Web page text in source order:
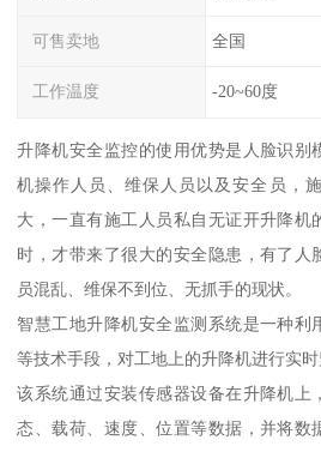
可售卖地 全国
工作温度 -20~60度
升降机安全监控的使用优势是人脸识别
机操作人员、维保人员以及安全员，
大，一直有施工人员私自无证开升降机
时，才带来了很大的安全隐患，有了人
员混乱、维保不到位、无抓手的现状。
智慧工地升降机安全监测系统是一种利
等技术手段，对工地上的升降机进行实时
该系统通过安装传感器设备在升降机上
态、载荷、速度、位置等数据，并将数